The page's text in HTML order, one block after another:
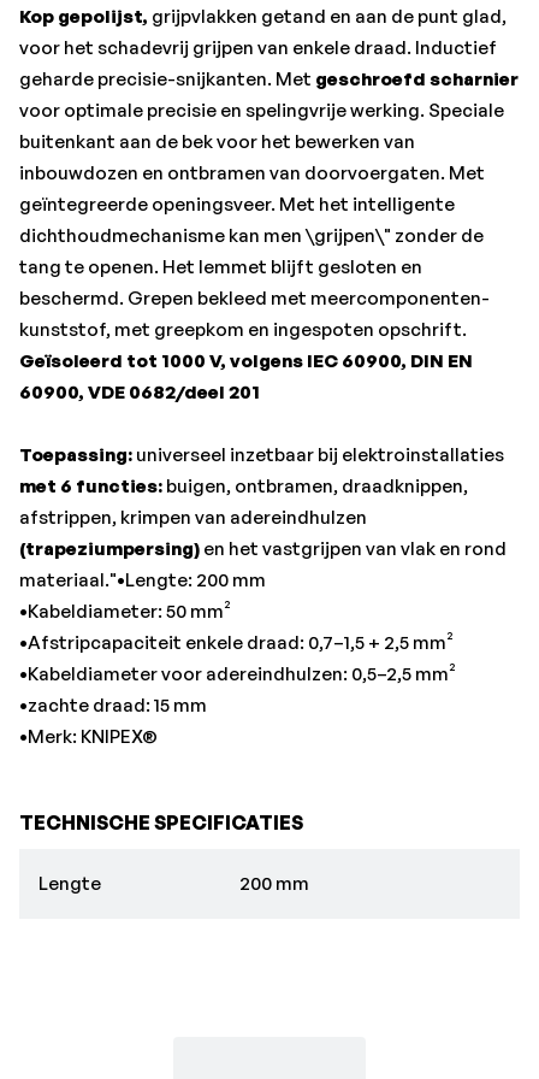
met 6 functies:
buigen, ontbramen, draadknippen,
afstrippen, krimpen van adereindhulzen
(trapeziumpersing)en het vastgrijpen van vlak en rond
materiaal."•Lengte: 200 mm
•Kabeldiameter: 50 mm²
•Afstripcapaciteit enkele draad: 0,7–1,5 + 2,5 mm²
•Kabeldiameter voor adereindhulzen: 0,5–2,5 mm²
•zachte draad: 15 mm
•Merk: KNIPEX®
Kop gepolijst, grijpvlakken getand en aan de punt glad,
voor het schadevrij grijpen van enkele draad. Inductief
geharde precisie-snijkanten. Met geschroefd scharnier
voor optimale precisie en spelingvrije werking. Speciale
buitenkant aan de bek voor het bewerken van
inbouwdozen en ontbramen van doorvoergaten. Met
geïntegreerde openingsveer. Met het intelligente
dichthoudmechanisme kan men \grijpen\" zonder de
tang te openen. Het lemmet blijft gesloten en
beschermd. Grepen bekleed met meercomponenten-
kunststof, met greepkom en ingespoten opschrift.
Geïsoleerd tot 1000 V, volgens IEC 60900, DIN EN
60900, VDE 0682/deel 201
Toepassing: universeel inzetbaar bij elektroinstallaties
met 6 functies: buigen, ontbramen, draadknippen,
afstrippen, krimpen van adereindhulzen
(trapeziumpersing) en het vastgrijpen van vlak en rond
materiaal."•Lengte: 200 mm
•Kabeldiameter: 50 mm²
•Afstripcapaciteit enkele draad: 0,7–1,5 + 2,5 mm²
•Kabeldiameter voor adereindhulzen: 0,5–2,5 mm²
•zachte draad: 15 mm
•Merk: KNIPEX®
TECHNISCHE SPECIFICATIES
Lengte 200 mm